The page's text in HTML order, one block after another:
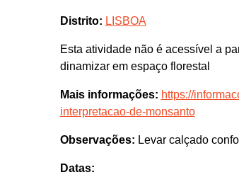
Distrito: LISBOA
Esta atividade não é acessível a
dinamizar em espaço florestal
Mais informações: https://
interpretacao-de-monsanto
Observações: Levar calçado
Datas: